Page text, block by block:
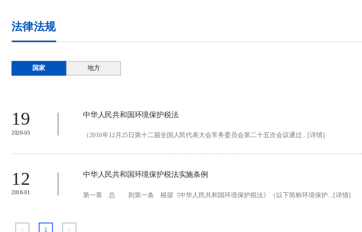
法律法规
国家 地方
19
2020-05
中华人民共和国环境保护税法
（2016年12月25日第十二届全国人民代表大会常务委员会第二十五次会议通过...[详情]
12
2018-01
中华人民共和国环境保护税法实施条例
第一章 总 则第一条 根据《中华人民共和国环境保护税法》（以下简称环境保护...[详情]
< 1 >